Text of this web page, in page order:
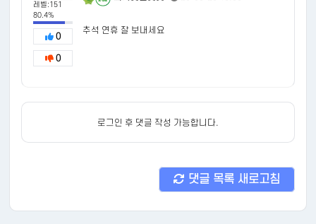
레벨:151
80.4%
0
0
추석 연휴 잘 보내세요
로그인 후 댓글 작성 가능합니다.
댓글 목록 새로고침